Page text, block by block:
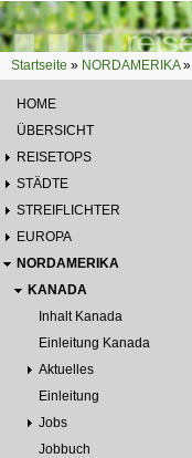
Direkt zum Inhalt
Sie sind hier
Startseite » NORDAMERIKA»
HOME
ÜBERSICHT
REISETOPS
STÄDTE
STREIFLICHTER
EUROPA
NORDAMERIKA
KANADA
Inhalt Kanada
Einleitung Kanada
Aktuelles
Einleitung
Jobs
Jobbuch